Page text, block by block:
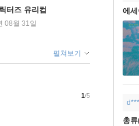
에세
총
터즈 유리컵
08월 31일
펼쳐보기
1/5